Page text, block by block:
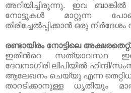
അറിയിച്ചിരുന്നു. ഇവ
നോട്ടുകള്‍ മാറ്റുന്ന
തിരിച്ചേല്‍പ്പിക്കാന്‍ ഒരു
രണ്ടായിരം നോട്ടിലെ അക്ഷരതെറ്റ്.
ഇതിന്‍റെ സത്യാവസ്ഥ
ദേവനാഗിരി ലിപിയില്‍ ഹിന്ദി/
ആലേഖനം ചെയ്യു എന്ന
താറടിക്കാനുള്ള ധൃതിയും